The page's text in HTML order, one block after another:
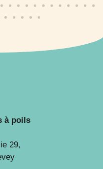
à poils
29,